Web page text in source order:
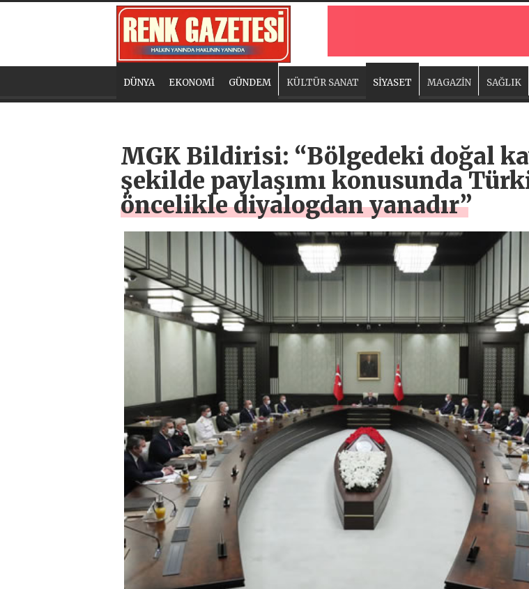
DÜNYA EKONOMİ GÜNDEM KÜLTÜR SANAT SİYASET MAGAZİN SAĞLIK
MGK Bildirisi: “Bölgedeki doğal
şekilde paylaşımı konusunda
öncelikle diyalogdan yanadır”